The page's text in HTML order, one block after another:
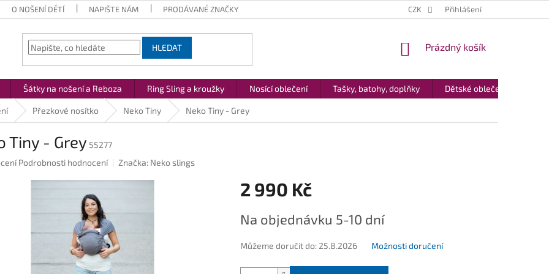
O NOŠENÍ DĚTÍ NAPIŠTE NÁM PRODÁVANÉ ZNAČKY CZK Přihlášení
HLEDAT
NÁKUPNÍ
Prázdný košík
Šátky na nošení a Reboza Ring Sling a kroužky Nosící oblečení Tašky, batohy, doplňky Dětské oblečení
Přezkové nosítko Neko Tiny Neko Tiny - Grey
Tiny - Grey 55277
Podrobnosti hodnocení Značka: Neko slings
2 990 Kč
cena:
Na objednávku 5-10 dní
Můžeme doručit do: 25.8.2026 Možnosti doručení